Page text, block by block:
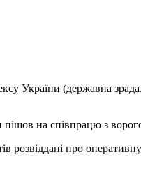
України (державна
пішов на співпрацю з
розвіддані про